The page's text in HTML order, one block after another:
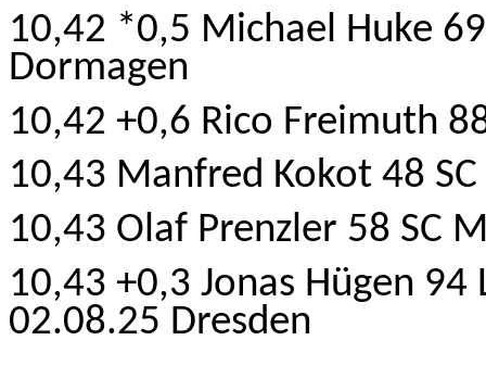
10,42 *0,5 Michael Huke
Dormagen
10,42 +0,6 Rico Freimuth
10,43 Manfred Kokot 48
10,43 Olaf Prenzler 58 SC
10,43 +0,3 Jonas Hügen
02.08.25 Dresden